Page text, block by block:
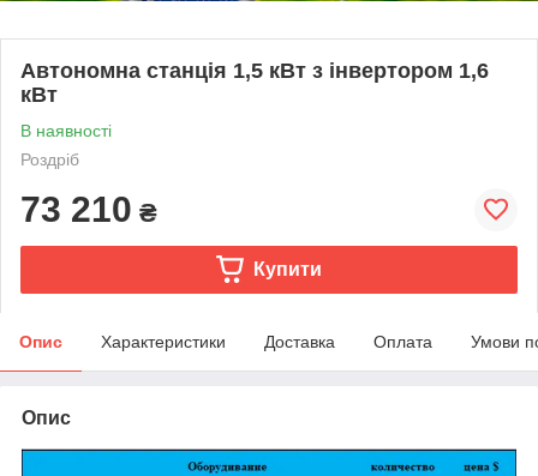
Автономна станція 1,5 кВт з інвертором 1,6
кВт
В наявності
Роздріб
73 210 ₴
Купити
Опис Характеристики Доставка Оплата Умови
Опис